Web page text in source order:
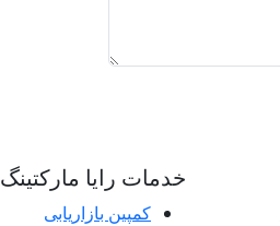
خدمات رایا مارکتینگ
کمپین بازاریابی